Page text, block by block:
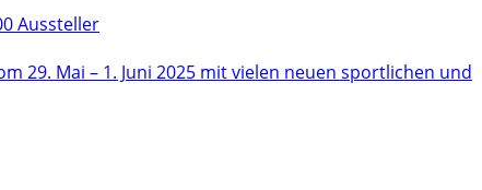
Aussteller
29. Mai – 1. Juni 2025 mit vielen neuen sportlichen und